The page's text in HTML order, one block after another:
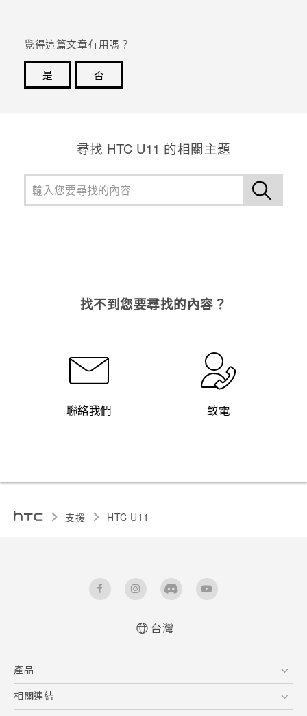
覺得這篇文章有用嗎？
是
否
尋找 HTC U11 的相關主題
找不到您要尋找的內容？
聯絡我們 致電
支援 HTC U11‎
台灣
產品
5G
相關連結